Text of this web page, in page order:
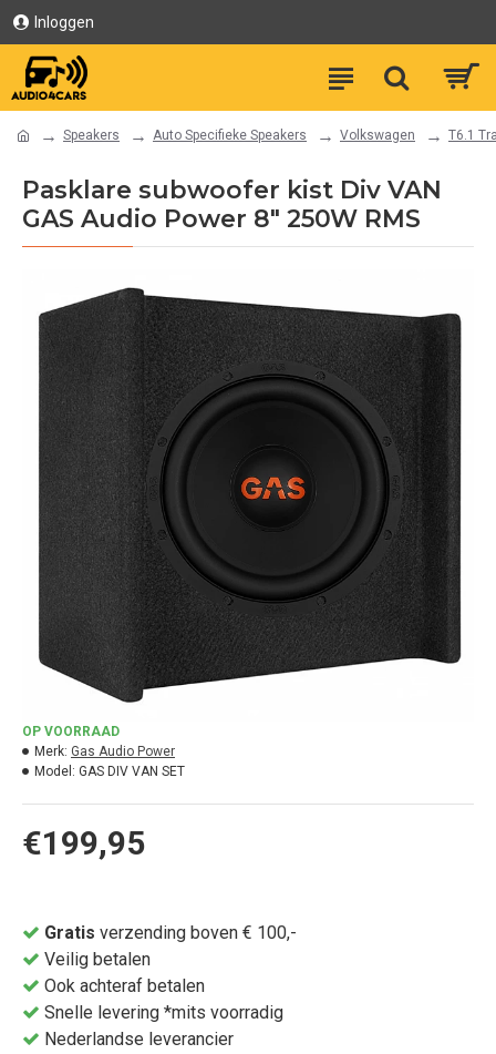
Inloggen
Speakers Auto Specifieke Speakers Volkswagen T6.1
Pasklare subwoofer kist Div VAN
GAS Audio Power 8" 250W RMS
€199,95
OP VOORRAAD
Merk: Gas Audio Power
Model: GAS DIV VAN SET
Gratis verzending boven € 100,-
Veilig betalen
Ook achteraf betalen
Snelle levering *mits voorradig
Nederlandse leverancier